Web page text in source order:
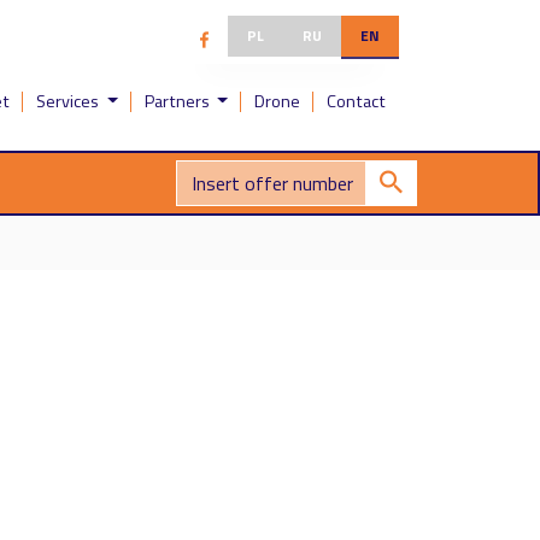
PL RU EN
Services Partners Drone Contact